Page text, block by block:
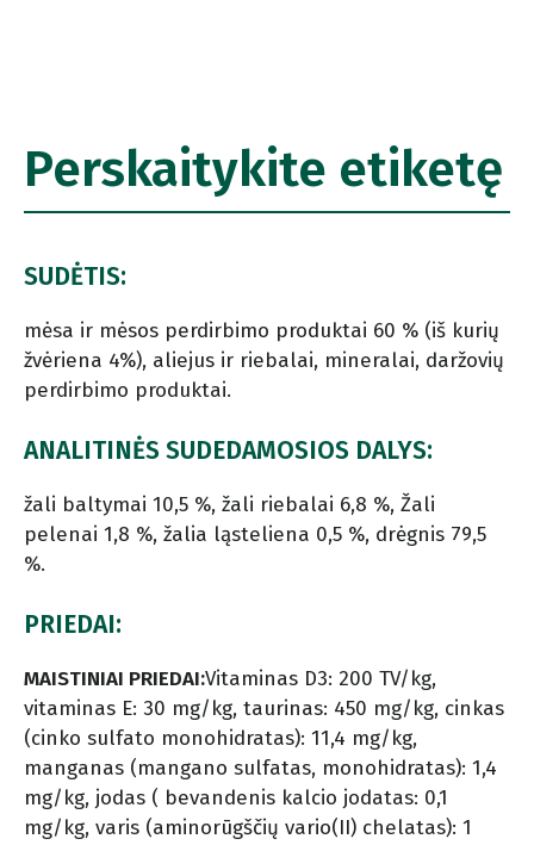
Perskaitykite etiketę
SUDĖTIS:
mėsa ir mėsos perdirbimo produktai 60 % (iš kurių
žvėriena 4%), aliejus ir riebalai, mineralai, daržovių
perdirbimo produktai.
ANALITINĖS SUDEDAMOSIOS DALYS:
žali baltymai 10,5 %, žali riebalai 6,8 %, Žali
pelenai 1,8 %, žalia ląsteliena 0,5 %, drėgnis 79,5
%.
PRIEDAI:
MAISTINIAI PRIEDAI:Vitaminas D3: 200 TV/kg,
vitaminas E: 30 mg/kg, taurinas: 450 mg/kg, cinkas
(cinko sulfato monohidratas): 11,4 mg/kg,
manganas (mangano sulfatas, monohidratas): 1,4
mg/kg, jodas ( bevandenis kalcio jodatas: 0,1
mg/kg, varis (aminorūgščių vario(II) chelatas): 1